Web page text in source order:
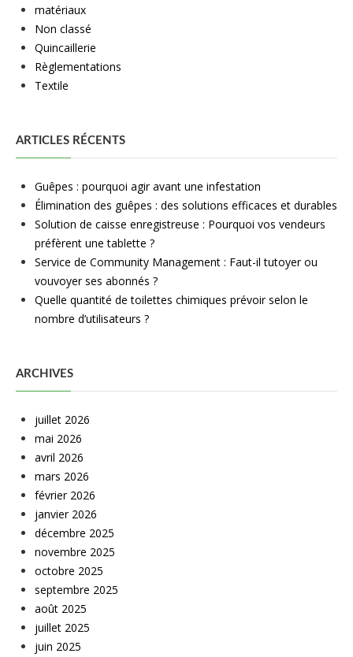
matériaux
Non classé
Quincaillerie
Règlementations
Textile
ARTICLES RÉCENTS
Guêpes : pourquoi agir avant une infestation
Élimination des guêpes : des solutions efficaces et durables
Solution de caisse enregistreuse : Pourquoi vos vendeurs
préfèrent une tablette ?
Service de Community Management : Faut-il tutoyer ou
vouvoyer ses abonnés ?
Quelle quantité de toilettes chimiques prévoir selon le
nombre d’utilisateurs ?
ARCHIVES
juillet 2026
mai 2026
avril 2026
mars 2026
février 2026
janvier 2026
décembre 2025
novembre 2025
octobre 2025
septembre 2025
août 2025
juillet 2025
juin 2025